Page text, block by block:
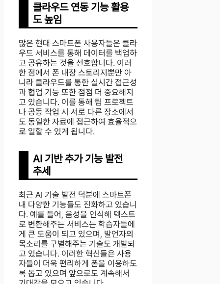
클라우드 연동 기능 활용
도 높임
많은 현대 스마트폰 사용자들은 클라
우드 서비스를 통해 데이터를 백업하
고 공유하는 것을 선호합니다. 이러
한 점에서 폰 내장 스토리지뿐만 아
니라 클라우드를 통한 실시간 접근성
과 협업 기능 또한 점점 더 중요해지
고 있습니다. 이를 통해 팀 프로젝트
나 공동 작업 시 서로 다른 장소에서
도 동일한 자료에 접근하여 효율적으
로 일할 수 있게 됩니다.
AI 기반 추가 기능 발전
추세
최근 AI 기술 발전 덕분에 스마트폰
내 다양한 기능들도 진화하고 있습니
다. 예를 들어, 음성을 인식해 텍스트
로 변환해주는 서비스는 학습자들에
게 큰 도움이 되고 있으며, 발언자의
목소리를 구별해주는 기술도 개발되
고 있습니다. 이러한 혁신들은 사용
자들이 더욱 편리하게 폰을 이용하도
록 돕고 있으며 앞으로도 계속해서